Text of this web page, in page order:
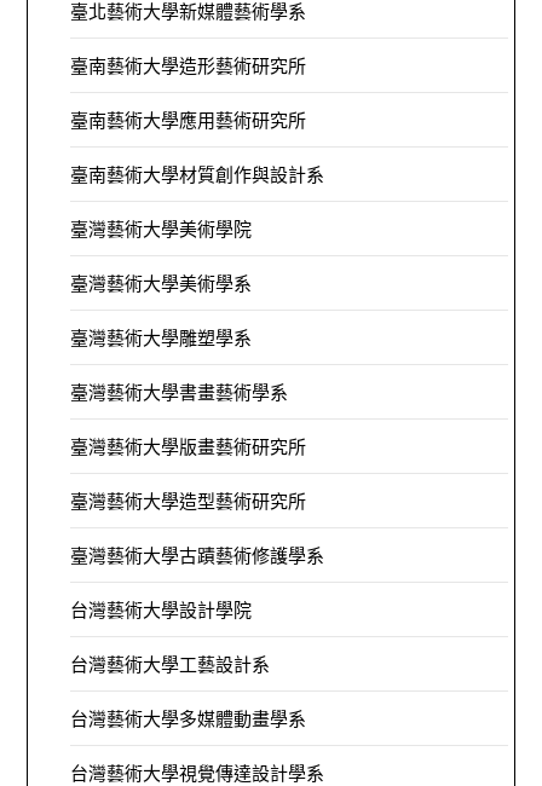
臺北藝術大學新媒體藝術學系
臺南藝術大學造形藝術研究所
臺南藝術大學應用藝術研究所
臺南藝術大學材質創作與設計系
臺灣藝術大學美術學院
臺灣藝術大學美術學系
臺灣藝術大學雕塑學系
臺灣藝術大學書畫藝術學系
臺灣藝術大學版畫藝術研究所
臺灣藝術大學造型藝術研究所
臺灣藝術大學古蹟藝術修護學系
台灣藝術大學設計學院
台灣藝術大學工藝設計系
台灣藝術大學多媒體動畫學系
台灣藝術大學視覺傳達設計學系